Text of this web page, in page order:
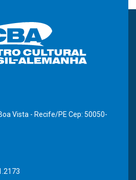
Vista - Recife/PE Cep: 50050-